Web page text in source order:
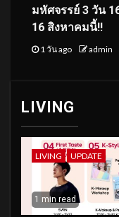
มหัศจรรย์ 3 วัน
16 สิงหาคมนี้!!
1 วัน ago admin
LIVING
LIVING UPDATE
1 min read